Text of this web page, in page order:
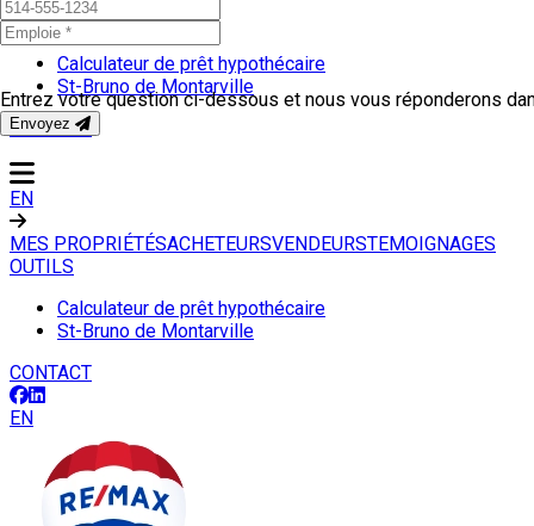
OUTILS
Calculateur de prêt hypothécaire
St-Bruno de Montarville
CONTACT
EN
MES PROPRIÉTÉSACHETEURSVENDEURSTEMOIGNAGES
OUTILS
Calculateur de prêt hypothécaire
St-Bruno de Montarville
CONTACT
EN
Entrez votre question ci-dessous et nous vous réponderons
Envoyez